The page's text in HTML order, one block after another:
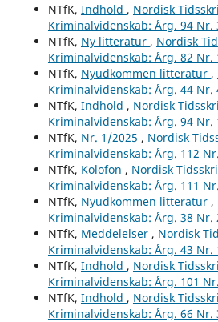
NTfK, Indhold , Nordisk
Kriminalvidenskab: Årg. 94 Nr.
NTfK, Ny litteratur , Nordisk
Kriminalvidenskab: Årg. 82 Nr.
NTfK, Nyudkommen litteratur ,
Kriminalvidenskab: Årg. 44 Nr.
NTfK, Indhold , Nordisk
Kriminalvidenskab: Årg. 94 Nr.
NTfK, Nr. 1/2025 , Nordisk
Kriminalvidenskab: Årg. 112
NTfK, Kolofon , Nordisk
Kriminalvidenskab: Årg. 111
NTfK, Nyudkommen litteratur ,
Kriminalvidenskab: Årg. 38 Nr.
NTfK, Meddelelser , Nordisk
Kriminalvidenskab: Årg. 43 Nr.
NTfK, Indhold , Nordisk
Kriminalvidenskab: Årg. 101
NTfK, Indhold , Nordisk
Kriminalvidenskab: Årg. 66 Nr.